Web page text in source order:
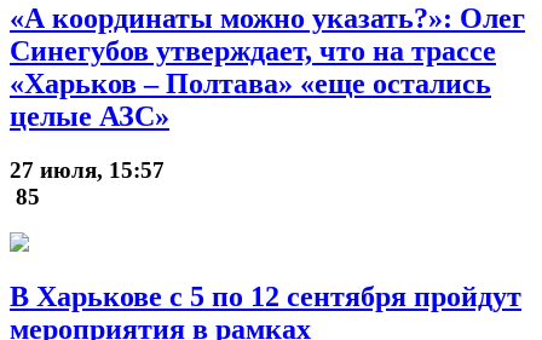
«А координаты можно указать?»: Олег
Синегубов утверждает, что на трассе
«Харьков – Полтава» «еще остались
целые АЗС»
27 июля, 15:57
85
В Харькове с 5 по 12 сентября пройдут
мероприятия в рамках